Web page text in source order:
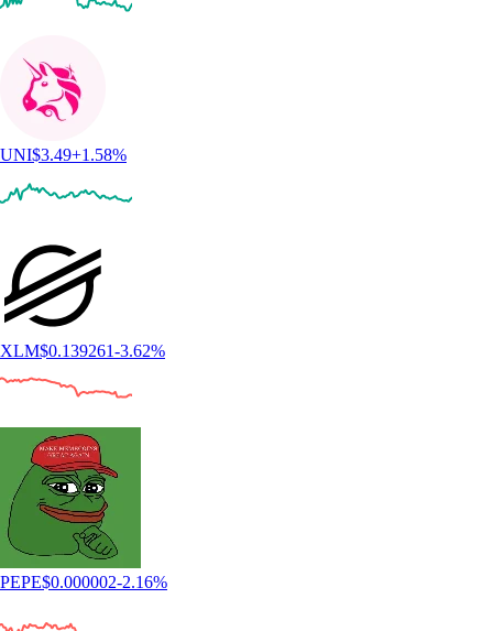
UNI$3.49+1.58%
XLM$0.139261-3.62%
PEPE$0.000002-2.16%